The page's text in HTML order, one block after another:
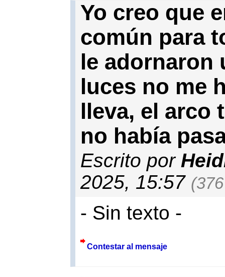
Yo creo que
común para
le adornaron
luces no me
lleva, el
no había
Escrito por
2025, 15:57
- Sin texto -
Contestar al mensaje